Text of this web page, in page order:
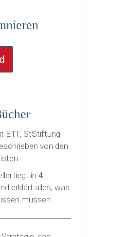
liegt in 4.
erklärt alles, was
müssen.